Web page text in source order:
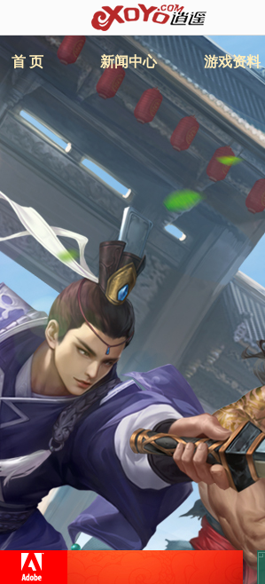
首 页 新闻中心 游戏资料